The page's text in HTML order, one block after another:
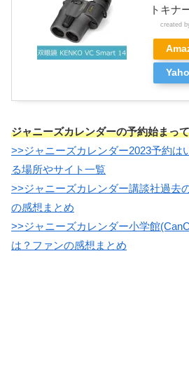
トキナ
created
ジャニーズカレンダーの予約始まっ
>>ジャニーズカレンダー2023予約は
る場所やサイト一覧
>>ジャニーズカレンダー講談社過去
の感想まとめ
>>ジャニーズカレンダー小学館
は？ファンの感想まとめ